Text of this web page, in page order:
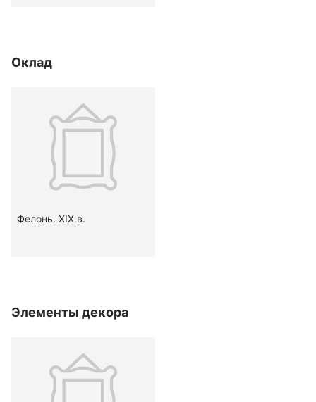
Оклад
Фелонь. XIX в.
Элементы декора